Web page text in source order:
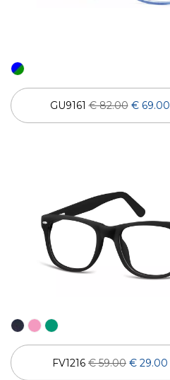
GU9161€ 82.00 € 69.00
FV1216 € 59.00 € 29.00